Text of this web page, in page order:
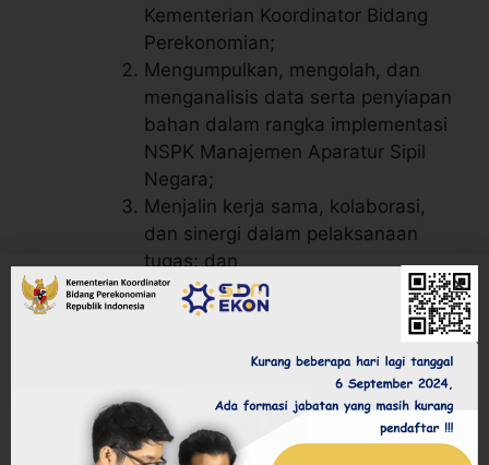
Kementerian Koordinator Bidang
Perekonomian;
Mengumpulkan, mengolah, dan
menganalisis data serta penyiapan
bahan dalam rangka implementasi
NSPK Manajemen Aparatur Sipil
Negara;
Menjalin kerja sama, kolaborasi,
dan sinergi dalam pelaksanaan
tugas; dan
Melakukan pengumpulan dan
pemenuhan bukti dukung
pelaksanaan reformasi birokrasi
terkait sistem merit.
Indeks NSPK Manajemen Aparatur Sipil
Negara meliputi: